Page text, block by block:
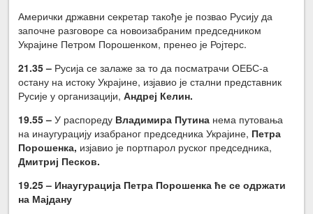
Амерички државни секретар такође је позвао Русију да
започне разговоре са новоизабраним председником
Украјине Петром Порошенком, пренео је Ројтерс.
21.35 – Русија се залаже за то да посматрачи ОЕБС-а
остану на истоку Украјине, изјавио је стални представник
Русије у организацији,Андреј Келин.
19.55 – У распореду Владимира Путина нема путовања
на инаугурацију изабраног председника Украјине, Петра
Порошенка, изјавио је портпарол руског председника,
Дмитриј Песков.
19.25 – Инаугурација Петра Порошенка ће се одржати
на Мајдану